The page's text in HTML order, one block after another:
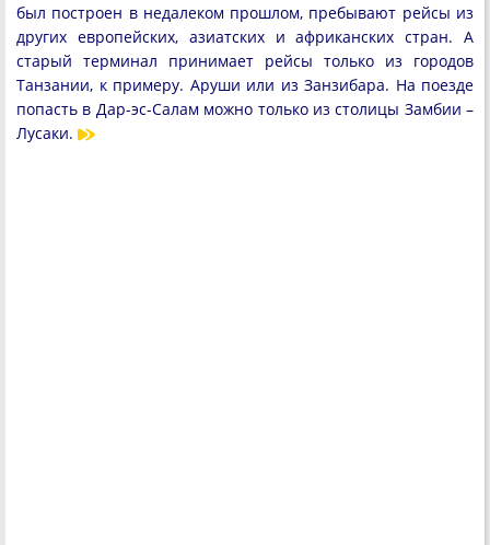
был построен в недалеком прошлом, пребывают рейсы из
других европейских, азиатских и африканских стран. А
старый терминал принимает рейсы только из городов
Танзании, к примеру. Аруши или из Занзибара. На поезде
попасть в Дар-эс-Салам можно только из столицы Замбии –
Лусаки.